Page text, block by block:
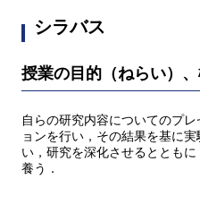
シラバス
授業の目的（ねらい）
自らの研究内容についてのプ
ョンを行い，その結果を基に
い，研究を深化させるととも
養う．